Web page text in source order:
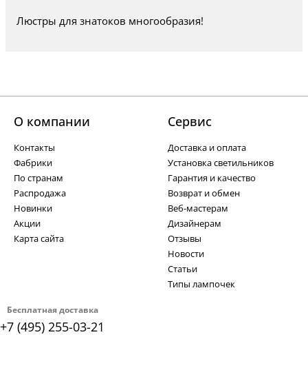
Люстры для знатоков многообразия!
Бесплатная доставка
+7 (495) 255-03-21
О компании
Контакты
Фабрики
По странам
Распродажа
Новинки
Акции
Карта сайта
Cервис
Доставка и оплата
Установка светильников
Гарантия и качество
Возврат и обмен
Веб-мастерам
Дизайнерам
Отзывы
Новости
Статьи
Типы лампочек